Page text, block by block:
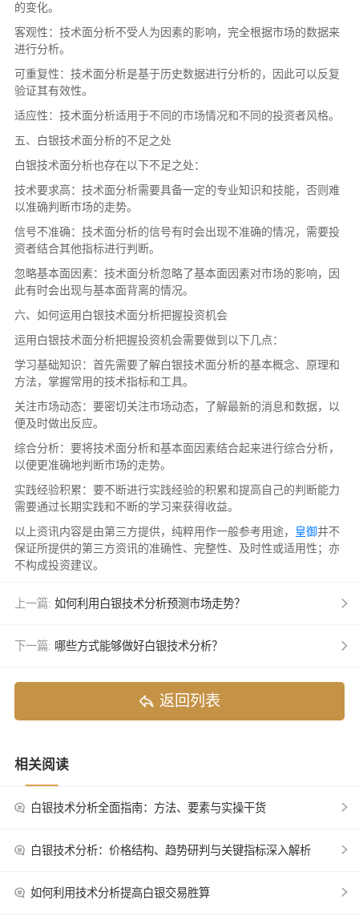
的变化。
客观性：技术面分析不受人为因素的影响，完全根据市场的数据来
进行分析。
可重复性：技术面分析是基于历史数据进行分析的，因此可以反复
验证其有效性。
适应性：技术面分析适用于不同的市场情况和不同的投资者风格。
五、白银技术面分析的不足之处
白银技术面分析也存在以下不足之处：
技术要求高：技术面分析需要具备一定的专业知识和技能，否则难
以准确判断市场的走势。
信号不准确：技术面分析的信号有时会出现不准确的情况，需要投
资者结合其他指标进行判断。
忽略基本面因素：技术面分析忽略了基本面因素对市场的影响，因
此有时会出现与基本面背离的情况。
六、如何运用白银技术面分析把握投资机会
运用白银技术面分析把握投资机会需要做到以下几点：
学习基础知识：首先需要了解白银技术面分析的基本概念、原理和
方法，掌握常用的技术指标和工具。
关注市场动态：要密切关注市场动态，了解最新的消息和数据，以
便及时做出反应。
综合分析：要将技术面分析和基本面因素结合起来进行综合分析，
以便更准确地判断市场的走势。
实践经验积累：要不断进行实践经验的积累和提高自己的判断能力
需要通过长期实践和不断的学习来获得收益。
以上资讯内容是由第三方提供，纯粹用作一般参考用途， 皇御并不
保证所提供的第三方资讯的准确性、完整性、及时性或适用性；亦
不构成投资建议。
上一篇: 如何利用白银技术分析预测市场走势？
下一篇: 哪些方式能够做好白银技术分析？
返回列表
相关阅读
白银技术分析全面指南：方法、要素与实操干货
白银技术分析：价格结构、趋势研判与关键指标深入解析
如何利用技术分析提高白银交易胜算